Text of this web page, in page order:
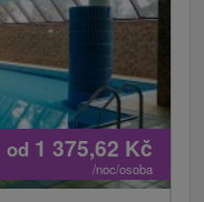
od 1 375,62 Kč
/noc/osoba